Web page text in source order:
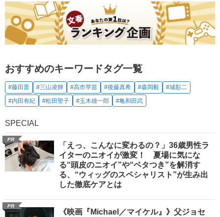
おすすめのキーワードタグ一覧
#藤田晋 #三山凌輝 #高市早苗 #後藤真希 #森岡毅
#城彰二
#内田有紀
#松田聖子 #玉木雄一郎 #亀和田武
SPECIAL
PR
「えっ、こんなに変わるの？」36歳男性ラ
イターのニオイが激変！ 夏場に気にな
る“頭皮のニオイ”や“ベタつき”を解消す
る、“ウィッグのスペシャリスト”が生み出
した徹底ケアとは
PR
《映画『Michael／マイケル』》父ジョセ